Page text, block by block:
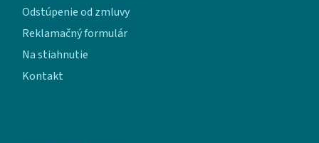
Odstúpenie od zmluvy
Reklamačný formulár
Na stiahnutie
Kontakt